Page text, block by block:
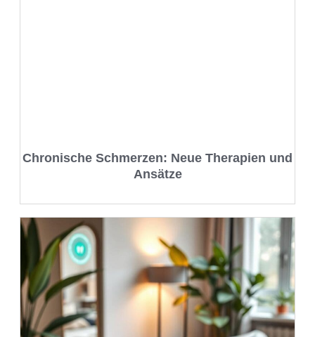
Chronische Schmerzen: Neue Therapien und
Ansätze